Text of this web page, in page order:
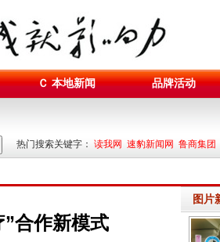
Ｃ 本地新闻 品牌活动
热门搜索关键字： 读我网 速豹新闻网 鲁商集团
合作新模式
图片